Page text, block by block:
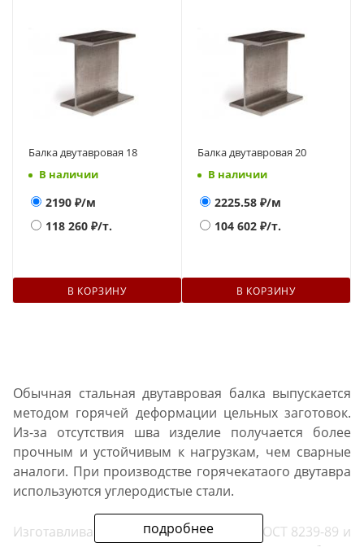
Балка двутавровая 18
В наличии
2190 ₽/м
118 260 ₽/т.
В КОРЗИНУ
Балка двутавровая 20
В наличии
2225.58 ₽/м
104 602 ₽/т.
В КОРЗИНУ
подробнее
Обычная стальная двутавровая балка выпускается
методом горячей деформации цельных заготовок.
Из-за отсутствия шва изделие получается более
прочным и устойчивым к нагрузкам, чем сварные
аналоги. При производстве горячекатаого двутавра
используются углеродистые стали.
Изготавливаются металлоизделия по ГОСТ 8239-89 и
ТУ отдельных производителей. Маркируются балки